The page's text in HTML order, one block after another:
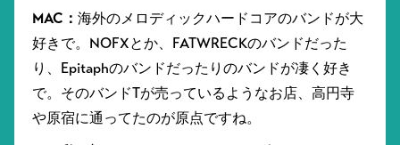
MAC： 海外のメロディックハードコアのバンドが大
好きで。NOFXとか、FATWRECKのバンドだった
り、Epitaphのバンドだったりのバンドが凄く好き
で。そのバンドTが売っているようなお店、高円寺
や原宿に通ってたのが原点ですね。